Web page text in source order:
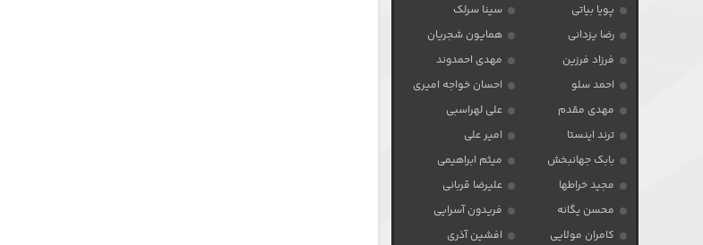
پویا بیاتی
سینا سرلک
رضا یزدانی
همایون شجریان
فرزاد فرزین
مهدی احمدوند
احمد سلو
احسان خواجه امیری
مهدی مقدم
علی لهراسبی
ترند اینستا
امیر علی
بابک جهانبخش
میثم ابراهیمی
مجید خراطها
علیرضا قربانی
محسن یگانه
فریدون آسرایی
کامران مولایی
افشین آذری